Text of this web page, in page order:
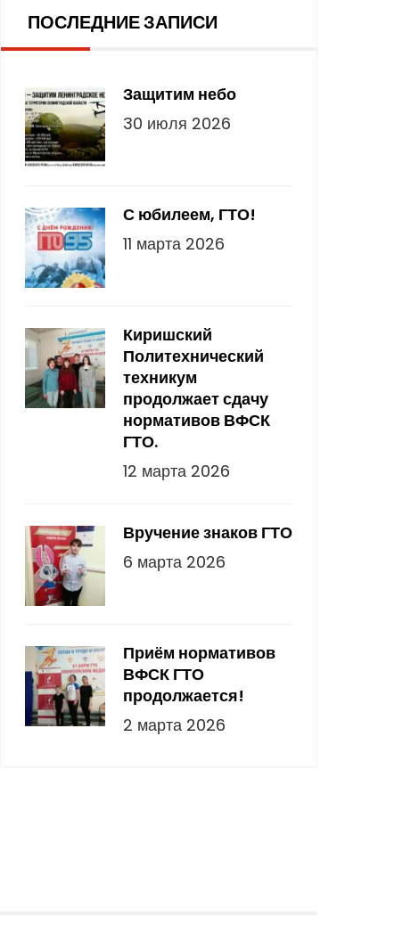
ПОСЛЕДНИЕ ЗАПИСИ
Защитим небо
30 июля 2026
С юбилеем, ГТО!
11 марта 2026
Киришский
Политехнический
техникум
продолжает сдачу
нормативов ВФСК
ГТО.
12 марта 2026
Вручение знаков ГТО
6 марта 2026
Приём нормативов
ВФСК ГТО
продолжается!
2 марта 2026